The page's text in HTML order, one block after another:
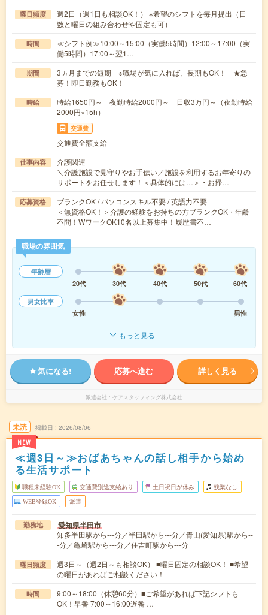
曜日頻度
週2日（週1日も相談OK！） ※希望のシフトを毎月提出（日
数と曜日の組み合わせや固定も可）
時間
≪シフト例≫10:00～15:00（実働5時間）12:00～17:00（実
働5時間）17:00～翌1…
期間
3ヵ月までの短期 ※職場が気に入れば、長期もOK！ ★急
募！即日勤務もOK！
時給
時給1650円～ 夜勤時給2000円～ 日収3万円～（夜勤時給
2000円×15h）
交通費
交通費全額支給
仕事内容
介護関連
＼介護施設で見守りやお手伝い／施設を利用するお年寄りの
サポートをお任せします！＜具体的には…＞・お掃…
応募資格
ブランクOK / パソコンスキル不要 / 英語力不要
＜無資格OK！＞介護の経験をお持ちの方ブランクOK・年齢
不問！WワークOK10名以上募集中！履歴書不…
職場の雰囲気
年齢層
20代
30代 40代 50代
60代
男女比率
女性
男性
もっと見る
気になる! 応募へ進む 詳しく見る
派遣会社 ケアスタッフィング株式会社
未読
NEW
掲載日 2026/08/06
≪週3日～≫おばあちゃんの話し相手から始め
る生活サポート
職種未経験OK 交通費別途支給あり 土日祝日が休み 残業なし
WEB登録OK 派遣
勤務地 愛知県半田市
知多半田駅から---分／半田駅から---分／青山(愛知県)駅から--
-分／亀崎駅から---分／住吉町駅から---分
曜日頻度
週3日～（週2日～も相談OK） ■曜日固定の相談OK！ ■希望
の曜日があればご相談ください！
時間
9:00～18:00（休憩60分）■ご希望があれば下記シフトも
OK！早番 7:00～16:00遅番 …